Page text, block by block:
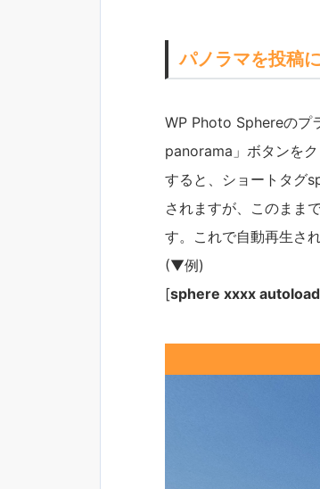
パノラマを投稿
WP Photo Sphereのプ
panorama」ボタンを
すると、ショートタグ
されますが、このまま
す。これで自動再生さ
(▼例)
[sphere xxxx autoload